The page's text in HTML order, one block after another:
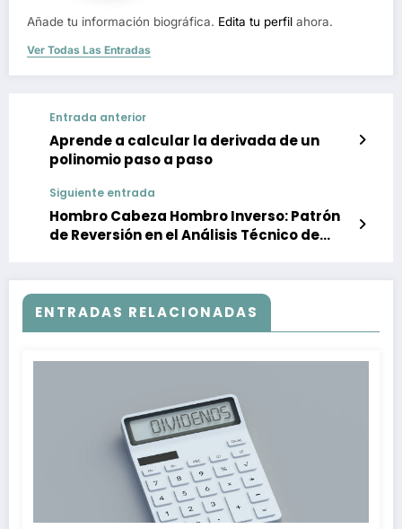
Añade tu información biográfica. Edita tu perfil ahora.
Ver Todas Las Entradas
Entrada anterior
Aprende a calcular la derivada de un
polinomio paso a paso
Siguiente entrada
Hombro Cabeza Hombro Inverso: Patrón
de Reversión en el Análisis Técnico de
ENTRADAS RELACIONADAS